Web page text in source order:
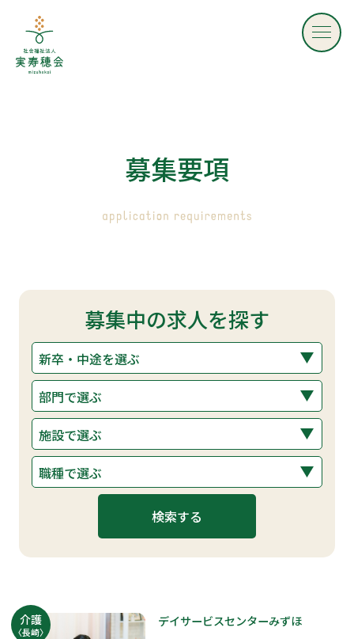
社会福祉法人 実寿穂会 - mizuhokai -
募集要項
募集中の求人を探す
介護
〈長崎〉
デイサービスセンターみずほ